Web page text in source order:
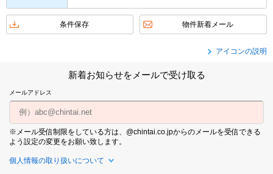
条件保存 物件新着メール
アイコンの説明
新着お知らせをメールで受け取る
メールアドレス
※メール受信制限をしている方は、@chintai.co.jpからのメールを受信できる
よう設定の変更をお願い致します。
個人情報の取り扱いについて